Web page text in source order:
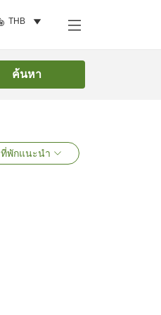
THB
ค้นหา
ที่พักแนะนำ